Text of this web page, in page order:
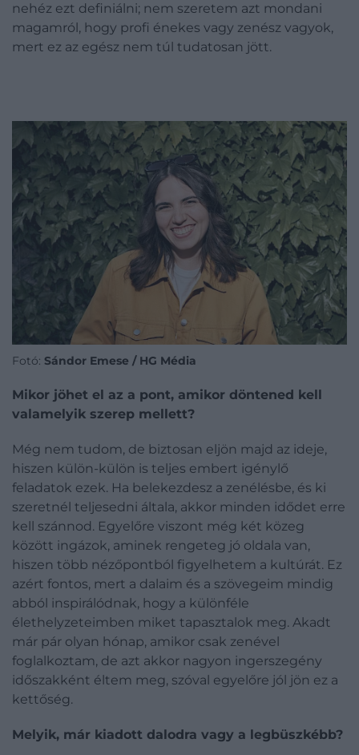
nehéz ezt definiálni; nem szeretem azt mondani
magamról, hogy profi énekes vagy zenész vagyok,
mert ez az egész nem túl tudatosan jött.
Fotó: Sándor Emese / HG Média
Mikor jöhet el az a pont, amikor döntened kell
valamelyik szerep mellett?
Még nem tudom, de biztosan eljön majd az ideje,
hiszen külön-külön is teljes embert igénylő
feladatok ezek. Ha belekezdesz a zenélésbe, és ki
szeretnél teljesedni általa, akkor minden idődet erre
kell szánnod. Egyelőre viszont még két közeg
között ingázok, aminek rengeteg jó oldala van,
hiszen több nézőpontból figyelhetem a kultúrát. Ez
azért fontos, mert a dalaim és a szövegeim mindig
abból inspirálódnak, hogy a különféle
élethelyzeteimben miket tapasztalok meg. Akadt
már pár olyan hónap, amikor csak zenével
foglalkoztam, de azt akkor nagyon ingerszegény
időszakként éltem meg, szóval egyelőre jól jön ez a
kettőség.
Melyik, már kiadott dalodra vagy a legbüszkébb?